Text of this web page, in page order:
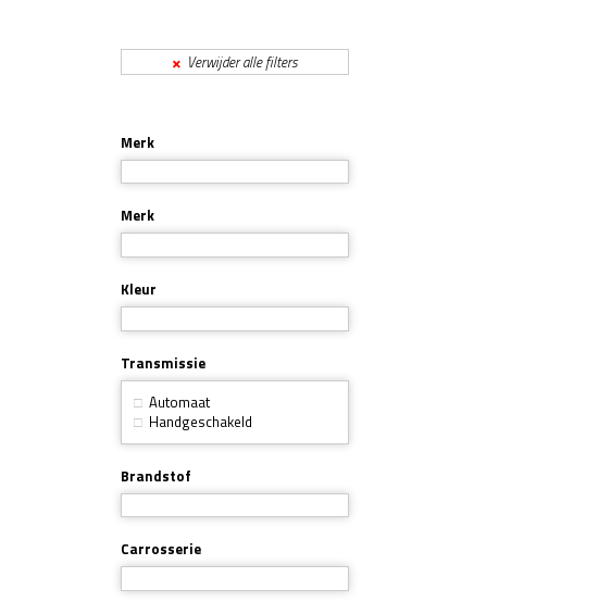
Verwijder alle filters
Merk
Merk
Kleur
Transmissie
Automaat
Handgeschakeld
Brandstof
Carrosserie